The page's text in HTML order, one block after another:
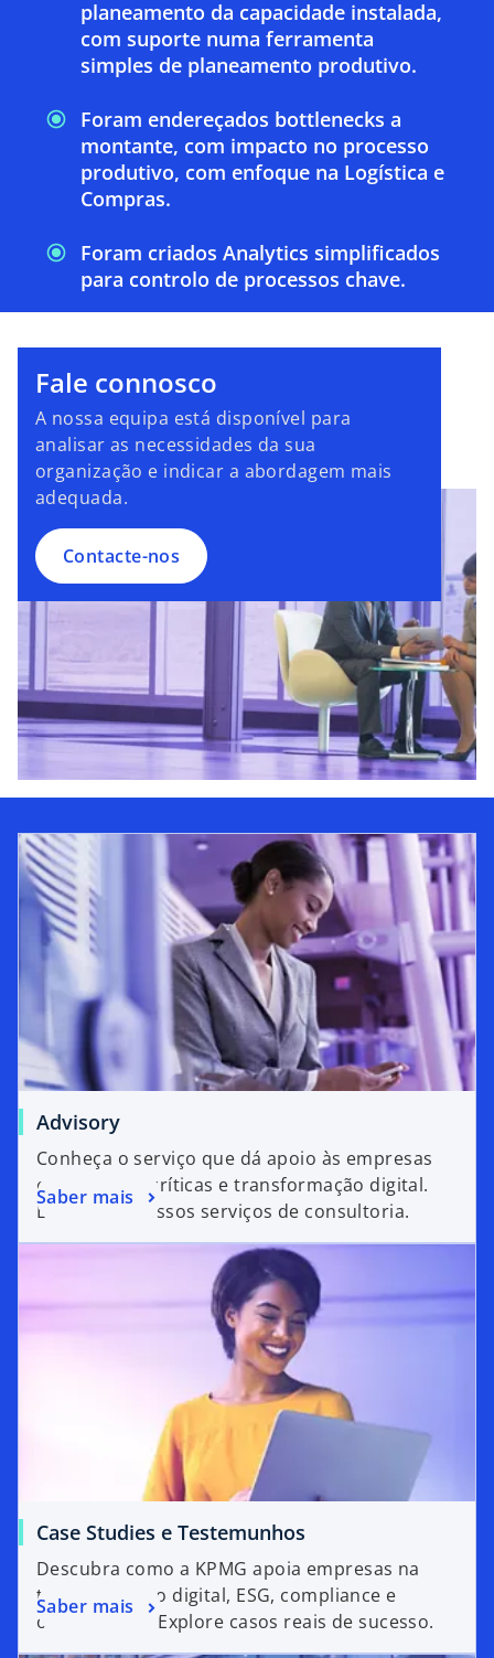
planeamento da capacidade instalada,
com suporte numa ferramenta
simples de planeamento produtivo.
Foram endereçados bottlenecks a
montante, com impacto no processo
produtivo, com enfoque na Logística e
Compras.
Foram criados Analytics simplificados
para controlo de processos chave.
Fale connosco
A nossa equipa está disponível para
analisar as necessidades da sua
organização e indicar a abordagem mais
adequada.
Contacte-nos
Advisory
Conheça o serviço que dá apoio às empresas
em decisões críticas e transformação digital.
Explore os nossos serviços de consultoria.
Saber mais
Case Studies e Testemunhos
Descubra como a KPMG apoia empresas na
transformação digital, ESG, compliance e
outras áreas. Explore casos reais de sucesso.
Saber mais